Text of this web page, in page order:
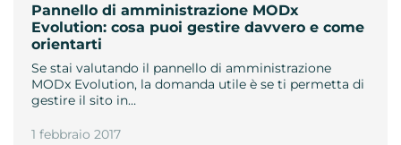
Pannello di amministrazione MODx
Evolution: cosa puoi gestire davvero e come
orientarti
Se stai valutando il pannello di amministrazione
MODx Evolution, la domanda utile è se ti permetta di
gestire il sito in…
1 febbraio 2017